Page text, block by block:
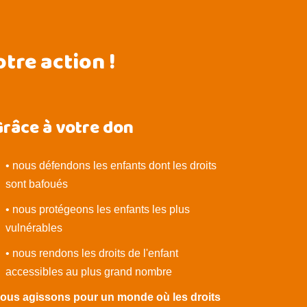
action !
à votre don
• nous défendons les enfants dont les droits
sont bafoués
• nous protégeons les enfants les plus
vulnérables
• nous rendons les droits de l'enfant
accessibles au plus grand nombre
agissons pour un monde où les droits